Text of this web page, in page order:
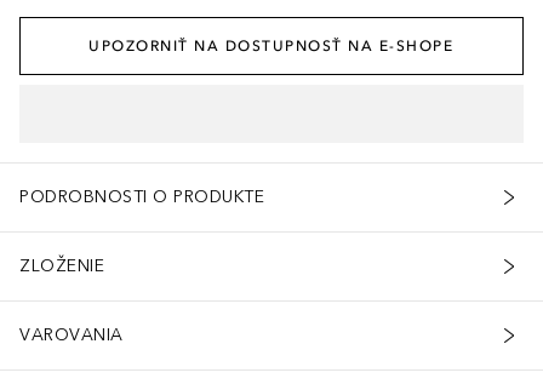
UPOZORNIŤ NA DOSTUPNOSŤ NA E-SHOPE
PODROBNOSTI O PRODUKTE
ZLOŽENIE
VAROVANIA